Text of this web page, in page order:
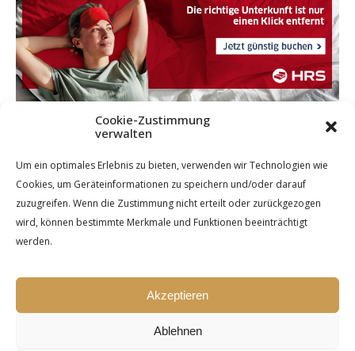
Cookie-Zustimmung
verwalten
Um ein optimales Erlebnis zu bieten, verwenden wir Technologien wie
Cookies, um Geräteinformationen zu speichern und/oder darauf
zuzugreifen. Wenn die Zustimmung nicht erteilt oder zurückgezogen
wird, können bestimmte Merkmale und Funktionen beeinträchtigt
werden.
Akzeptieren
Ablehnen